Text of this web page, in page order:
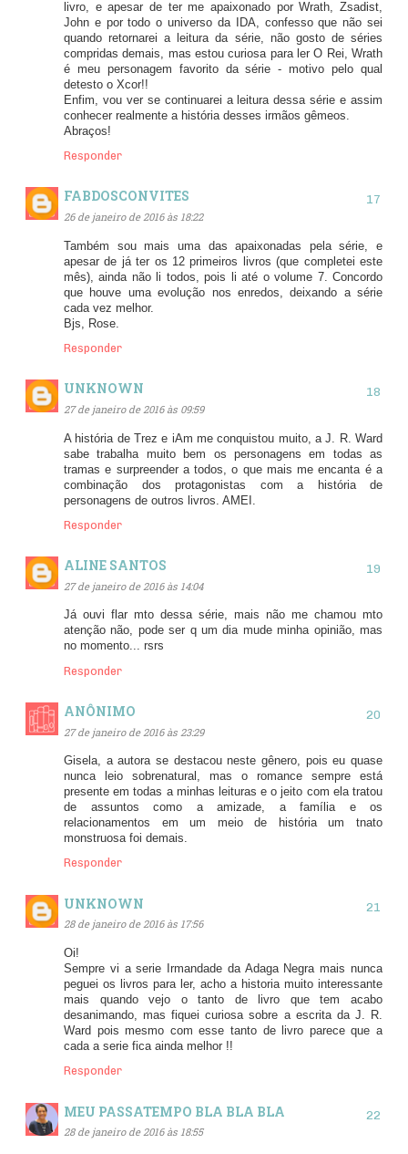
livro, e apesar de ter me apaixonado por Wrath, Zsadist,
John e por todo o universo da IDA, confesso que não sei
quando retornarei a leitura da série, não gosto de séries
compridas demais, mas estou curiosa para ler O Rei, Wrath
é meu personagem favorito da série - motivo pelo qual
detesto o Xcor!!
Enfim, vou ver se continuarei a leitura dessa série e assim
conhecer realmente a história desses irmãos gêmeos.
Abraços!
Responder
FABDOSCONVITES
26 de janeiro de 2016 às 18:22
Também sou mais uma das apaixonadas pela série, e
apesar de já ter os 12 primeiros livros (que completei este
mês), ainda não li todos, pois li até o volume 7. Concordo
que houve uma evolução nos enredos, deixando a série
cada vez melhor.
Bjs, Rose.
Responder
UNKNOWN
27 de janeiro de 2016 às 09:59
A história de Trez e iAm me conquistou muito, a J. R. Ward
sabe trabalha muito bem os personagens em todas as
tramas e surpreender a todos, o que mais me encanta é a
combinação dos protagonistas com a história de
personagens de outros livros. AMEI.
Responder
ALINE SANTOS
27 de janeiro de 2016 às 14:04
Já ouvi flar mto dessa série, mais não me chamou mto
atenção não, pode ser q um dia mude minha opinião, mas
no momento... rsrs
Responder
ANÔNIMO
27 de janeiro de 2016 às 23:29
Gisela, a autora se destacou neste gênero, pois eu quase
nunca leio sobrenatural, mas o romance sempre está
presente em todas a minhas leituras e o jeito com ela tratou
de assuntos como a amizade, a família e os
relacionamentos em um meio de história um tnato
monstruosa foi demais.
Responder
UNKNOWN
28 de janeiro de 2016 às 17:56
Oi!
Sempre vi a serie Irmandade da Adaga Negra mais nunca
peguei os livros para ler, acho a historia muito interessante
mais quando vejo o tanto de livro que tem acabo
desanimando, mas fiquei curiosa sobre a escrita da J. R.
Ward pois mesmo com esse tanto de livro parece que a
cada a serie fica ainda melhor !!
Responder
MEU PASSATEMPO BLA BLA BLA
28 de janeiro de 2016 às 18:55